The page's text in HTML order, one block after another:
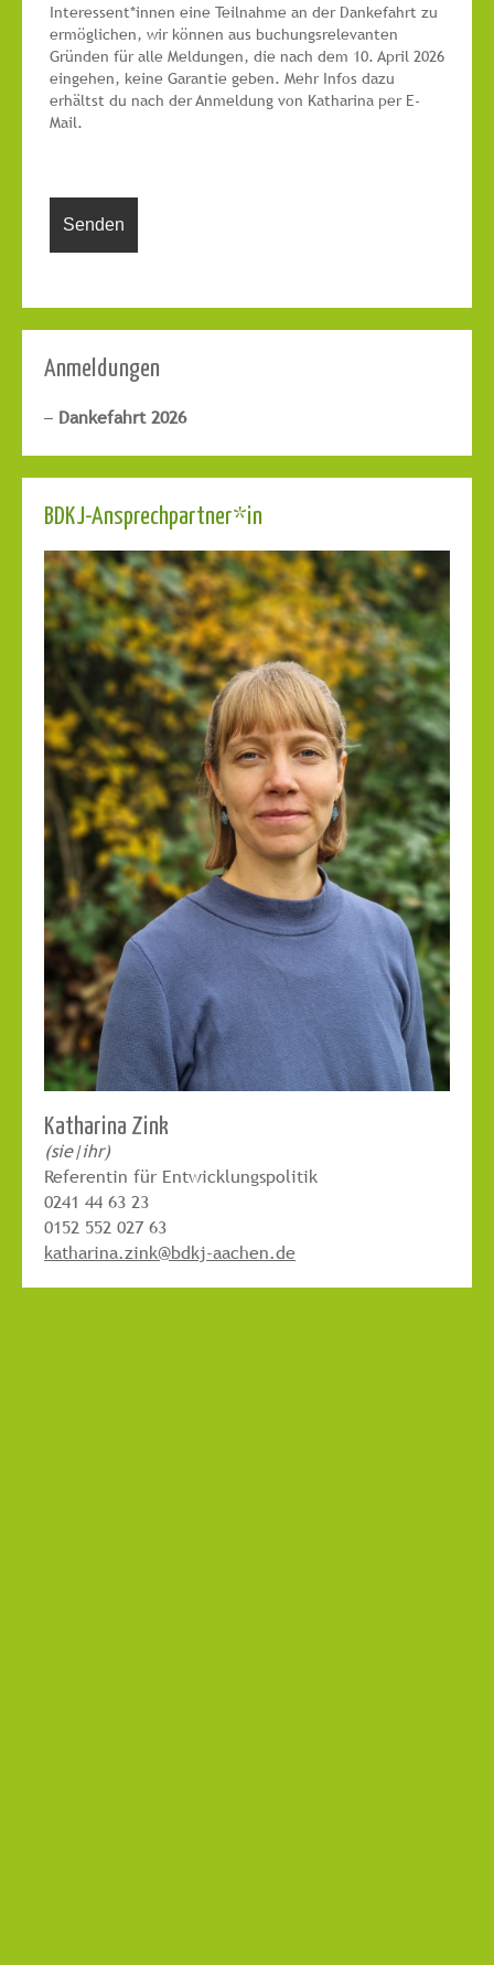
Interessent*innen eine Teilnahme an der Dankefahrt zu
ermöglichen, wir können aus buchungsrelevanten
Gründen für alle Meldungen, die nach dem 10. April 2026
eingehen, keine Garantie geben. Mehr Infos dazu
erhältst du nach der Anmeldung von Katharina per E-
Mail.
Anmeldungen
Dankefahrt 2026
BDKJ-Ansprechpartner*in
Katharina Zink
(sie|ihr)
Referentin für Entwicklungspolitik
0241 44 63 23
0152 552 027 63
katharina.zink@bdkj-aachen.de